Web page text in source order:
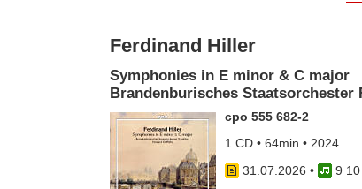
Ferdinand Hiller
Symphonies in E minor & C major
Brandenburisches
cpo 555 682-2
1 CD • 64min • 2024
31.07.2026 •
9 10